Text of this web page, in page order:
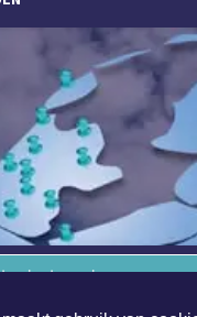
in de regio